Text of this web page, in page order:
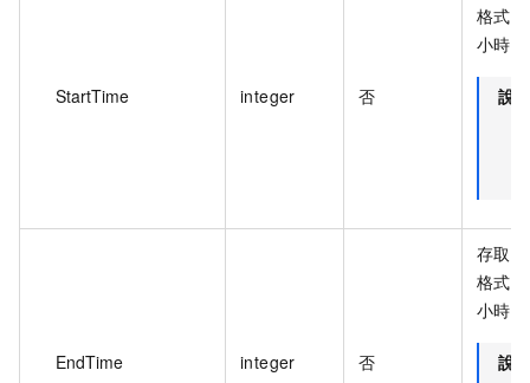
StartTime integer 否
格式
小時。
說明
EndTime integer 否
存取
格式
小時。
說明